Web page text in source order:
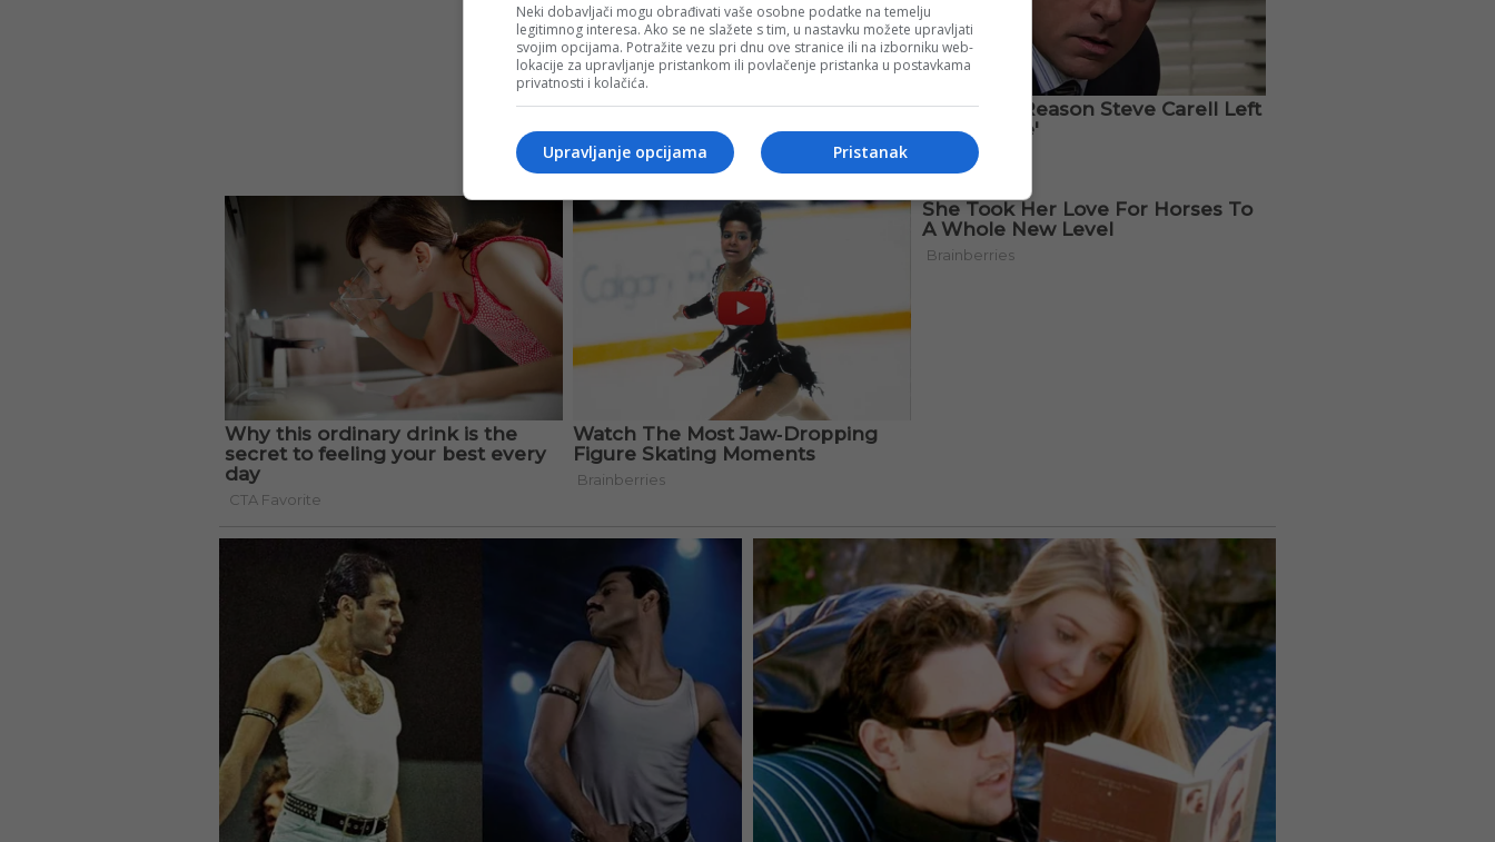
Neki dobavljači mogu obrađivati vaše osobne podatke na temelju
legitimnog interesa. Ako se ne slažete s tim, u nastavku možete upravljati
svojim opcijama. Potražite vezu pri dnu ove stranice ili na izborniku web-
lokacije za upravljanje pristankom ili povlačenje pristanka u postavkama
privatnosti i kolačića.
Pristanak
Upravljanje opcijama